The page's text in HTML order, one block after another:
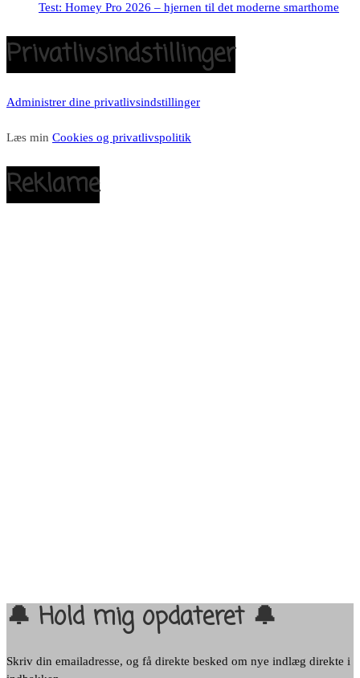
Test: Homey Pro 2026 – hjernen til det moderne smarthome
Privatlivsindstillinger
Administrer dine privatlivsindstillinger
Læs min Cookies og privatlivspolitik
Reklame
🔔 Hold mig opdateret 🔔
Skriv din emailadresse, og få direkte besked om nye indlæg direkte i